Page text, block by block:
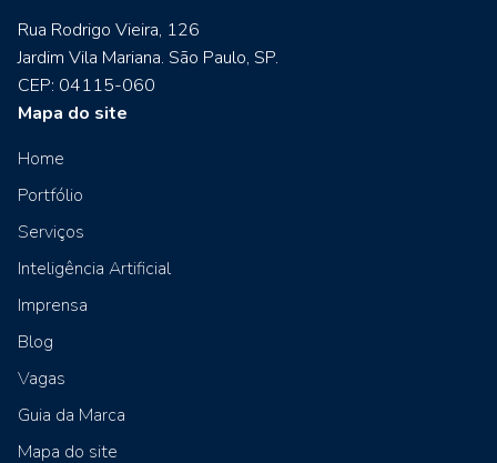
Rua Rodrigo Vieira, 126
Jardim Vila Mariana. São Paulo, SP.
CEP: 04115-060
Mapa do site
Home
Portfólio
Serviços
Inteligência Artificial
Imprensa
Blog
Vagas
Guia da Marca
Mapa do site